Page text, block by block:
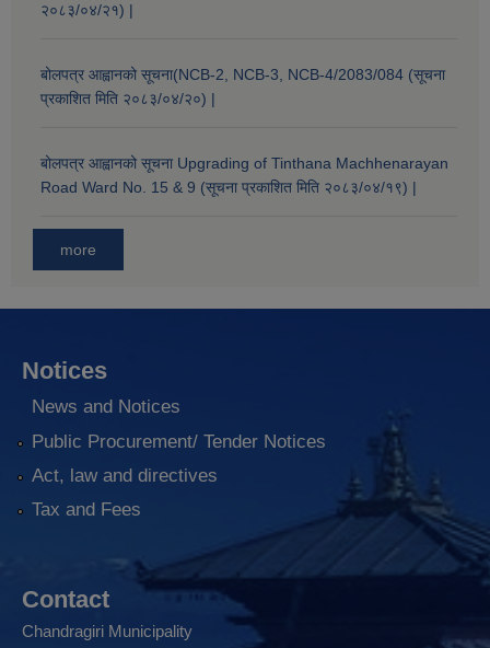
२०८३/०४/२१) |
बोलपत्र आह्वानको सूचना(NCB-2, NCB-3, NCB-4/2083/084 (सूचना
प्रकाशित मिति २०८३/०४/२०) |
बोलपत्र आह्वानको सूचना Upgrading of Tinthana Machhenarayan
Road Ward No. 15 & 9 (सूचना प्रकाशित मिति २०८३/०४/१९) |
more
Notices
News and Notices
Public Procurement/ Tender Notices
Act, law and directives
Tax and Fees
Contact
Chandragiri Municipality